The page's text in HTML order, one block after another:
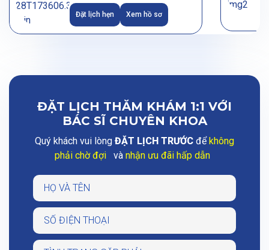
Đặt lịch hẹn Xem hồ sơ
ĐẶT LỊCH THĂM KHÁM 1:1 VỚI
BÁC SĨ CHUYÊN KHOA
Quý khách vui lòng ĐẶT LỊCH TRƯỚC đểkhông
phải chờ đợi
và nhận ưu đãi hấp dẫn